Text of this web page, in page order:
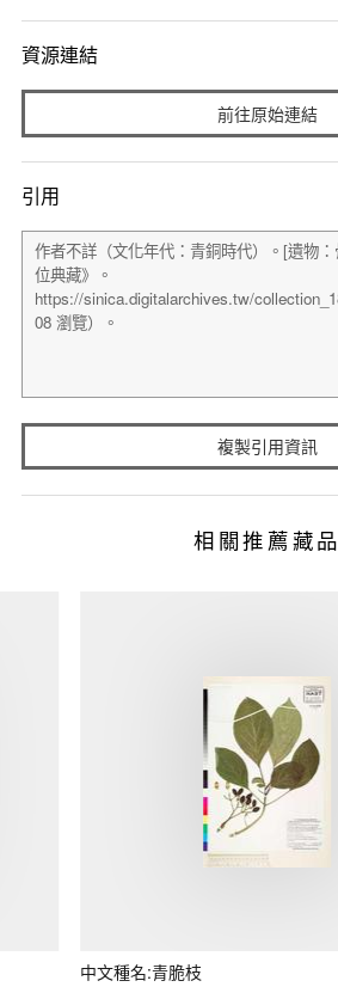
資源連結
前往原始連結
引用
複製引用資訊
相關推薦藏品
中文種名:青脆枝